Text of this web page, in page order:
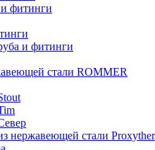
фитинги
и фитинги
стали ROMMER
нержавеющей стали